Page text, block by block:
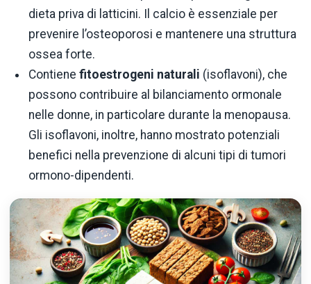
dieta priva di latticini. Il calcio è essenziale per
prevenire l’osteoporosi e mantenere una struttura
ossea forte.
Contienefitoestrogeni naturali (isoflavoni), che
possono contribuire al bilanciamento ormonale
nelle donne, in particolare durante la menopausa.
Gli isoflavoni, inoltre, hanno mostrato potenziali
benefici nella prevenzione di alcuni tipi di tumori
ormono-dipendenti.